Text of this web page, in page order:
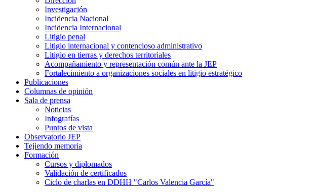
Investigación
Incidencia Nacional
Incidencia Internacional
Litigio penal
Litigio internacional y contencioso administrativo
Litigio en tierras y derechos territoriales
Acompañamiento y representación común ante la JEP
Fortalecimiento a organizaciones sociales en litigio estratégico
Publicaciones
Columnas de opinión
Sala de prensa
Noticias
Infografías
Puntos de vista
Observatorio JEP
Tejiendo memoria
Formación
Cursos y diplomados
Validación de certificados
Ciclo de charlas en DDHH "Carlos Valencia García"